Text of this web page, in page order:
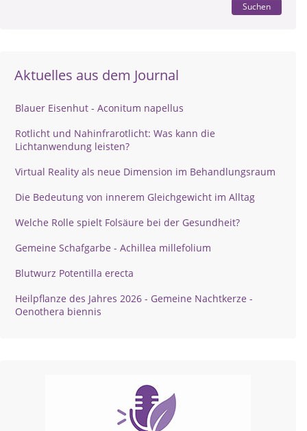
Suchen
Aktuelles aus dem Journal
Blauer Eisenhut - Aconitum napellus
Rotlicht und Nahinfrarotlicht: Was kann die
Lichtanwendung leisten?
Virtual Reality als neue Dimension im Behandlungsraum
Die Bedeutung von innerem Gleichgewicht im Alltag
Welche Rolle spielt Folsäure bei der Gesundheit?
Gemeine Schafgarbe - Achillea millefolium
Blutwurz Potentilla erecta
Heilpflanze des Jahres 2026 - Gemeine Nachtkerze -
Oenothera biennis